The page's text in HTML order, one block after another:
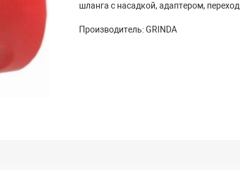
шланга с насадкой, адаптером,
Производитель: GRINDA